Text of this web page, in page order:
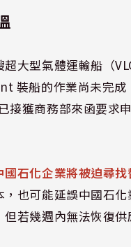
大型氣體運輸船（
裝船的作業尚未完成
獲商務部來函要求
石化企業將被迫尋
也可能延誤中國石
若幾週內無法恢復供